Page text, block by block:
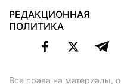
РЕДАКЦИОННАЯ
ПОЛИТИКА
Все права на материалы,